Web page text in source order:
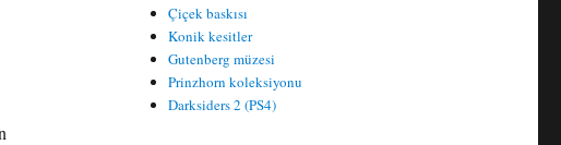
Çiçek baskısı
Konik kesitler
Gutenberg müzesi
Prinzhorn koleksiyonu
Darksiders 2 (PS4)